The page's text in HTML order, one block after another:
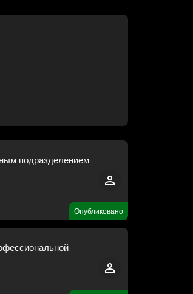
Опубликовано
подразделением